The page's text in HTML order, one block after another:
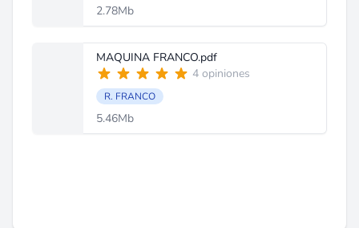
2.78Mb
MAQUINA FRANCO.pdf
4 opiniones
R. FRANCO
5.46Mb